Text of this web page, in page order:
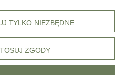
TYLKO NIEZBĘDNE
ZGODY